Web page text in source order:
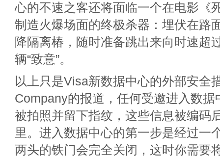
心的不速之客还将面临一个在电影《
制造火爆场面的终极杀器：埋伏在路
降隔离椿，随时准备跳出来向时速超
辆“致意”。
以上只是Visa新数据中心的外部安全
Company的报道，任何受邀进入数据
被拍照并留下指纹，这些信息被编码
里。进入数据中心的第一步是经过一
两头的铁门会完全关闭，这时你需要